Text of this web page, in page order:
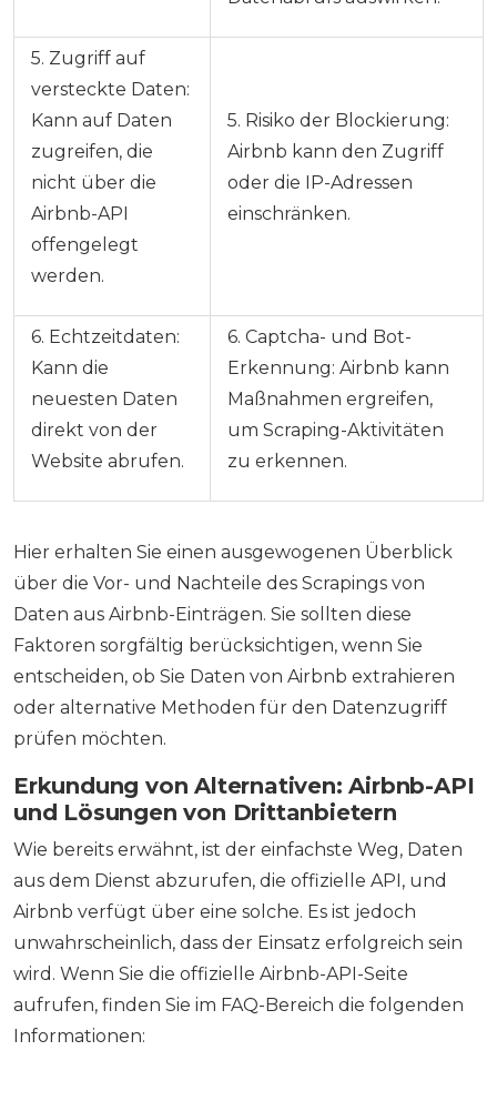
5. Zugriff auf
versteckte Daten:
Kann auf Daten
zugreifen, die
nicht über die
Airbnb-API
offengelegt
werden.
5. Risiko der Blockierung:
Airbnb kann den Zugriff
oder die IP-Adressen
einschränken.
6. Echtzeitdaten:
Kann die
neuesten Daten
direkt von der
Website abrufen.
6. Captcha- und Bot-
Erkennung: Airbnb kann
Maßnahmen ergreifen,
um Scraping-Aktivitäten
zu erkennen.
Hier erhalten Sie einen ausgewogenen Überblick
über die Vor- und Nachteile des Scrapings von
Daten aus Airbnb-Einträgen. Sie sollten diese
Faktoren sorgfältig berücksichtigen, wenn Sie
entscheiden, ob Sie Daten von Airbnb extrahieren
oder alternative Methoden für den Datenzugriff
prüfen möchten.
Erkundung von Alternativen: Airbnb-API
und Lösungen von Drittanbietern
Wie bereits erwähnt, ist der einfachste Weg, Daten
aus dem Dienst abzurufen, die offizielle API, und
Airbnb verfügt über eine solche. Es ist jedoch
unwahrscheinlich, dass der Einsatz erfolgreich sein
wird. Wenn Sie die offizielle Airbnb-API-Seite
aufrufen, finden Sie im FAQ-Bereich die folgenden
Informationen: